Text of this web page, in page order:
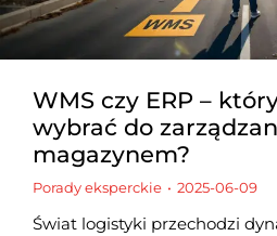
WMS czy ERP –
wybrać do
magazynem?
Porady eksperckie 2025-06-09
Świat logistyki przechodzi